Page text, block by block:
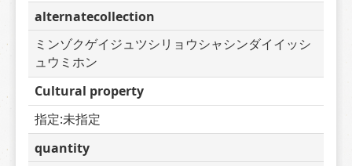
alternatecollection
ミンゾクゲイジュツシリョウシャシンダイイッシ
ュウミホン
Cultural property
指定:未指定
quantity